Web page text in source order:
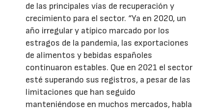
de las principales vías de recuperación y
crecimiento para el sector. “Ya en 2020, un
año irregular y atípico marcado por los
estragos de la pandemia, las exportaciones
de alimentos y bebidas españoles
continuaron estables. Que en 2021 el sector
esté superando sus registros, a pesar de las
limitaciones que han seguido
manteniéndose en muchos mercados, habla